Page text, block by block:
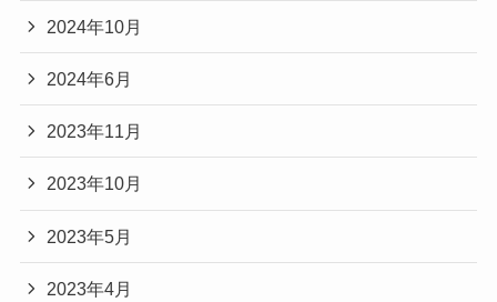
2024年10月
2024年6月
2023年11月
2023年10月
2023年5月
2023年4月